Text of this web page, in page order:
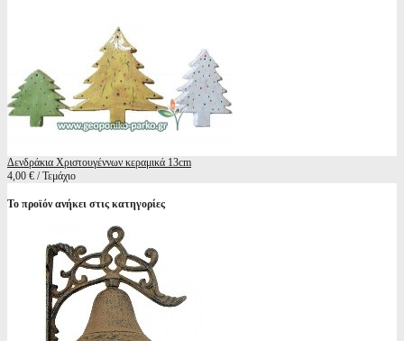
Δενδράκια Χριστουγέννων κεραμικά 13cm
4,00 € / Τεμάχιο
Το προϊόν ανήκει στις κατηγορίες